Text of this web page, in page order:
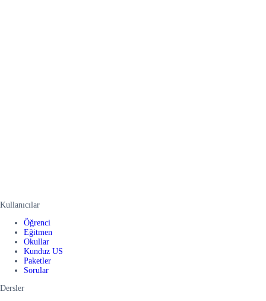
Kullanıcılar
Öğrenci
Eğitmen
Okullar
Kunduz US
Paketler
Sorular
Dersler